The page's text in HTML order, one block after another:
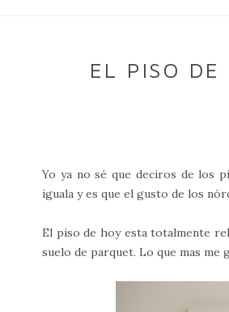
EL PISO
Yo ya no sé que deciros de los
iguala y es que el gusto de los
El piso de hoy esta totalmente
suelo de parquet. Lo que mas me